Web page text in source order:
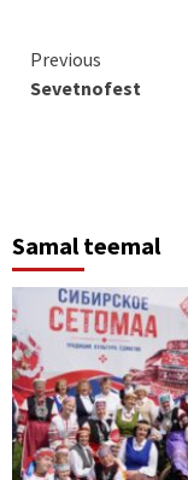
Continue
Reading
Previous
Sevetnofest
Samal teemal